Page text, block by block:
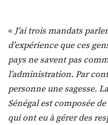
«J’ai trois mandats
d’expérience que ces
pays ne savent pas
l’administration. Par
personne une sagesse.
Sénégal est composée
qui ont eu à gérer des